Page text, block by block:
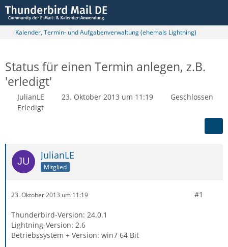
Kalender, Termin- und Aufgabenverwaltung (ehemals Lightning)
Status für einen Termin anlegen, z.B.
'erledigt'
JulianLE 23. Oktober 2013 um 11:19
Geschlossen
Erledigt
JulianLE
Mitglied
23. Oktober 2013 um 11:19 #1
Thunderbird-Version: 24.0.1
Lightning-Version: 2.6
Betriebssystem + Version: win7 64 Bit